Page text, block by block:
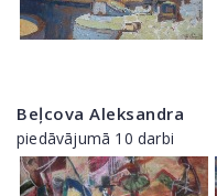
Beļcova Aleksandra
piedāvājumā 10 darbi